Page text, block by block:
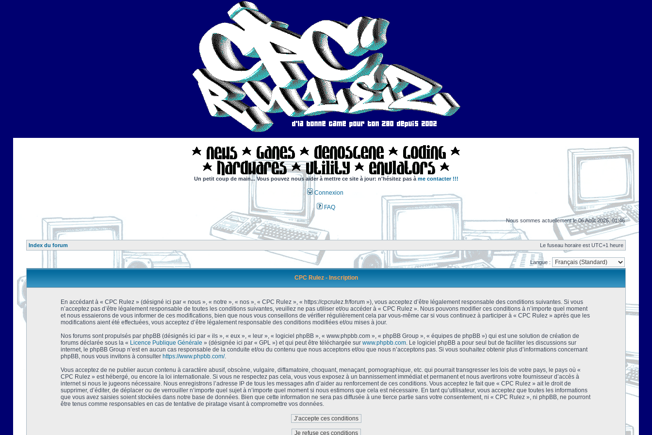
Un petit coup de main... Vous pouvez nous aider à mettre ce site à jour: n'hésitez pas à me contacter !!!
Connexion
FAQ
Nous sommes actuellement le 06 Août 2026, 01:46
Index du forum Le fuseau horaire est UTC+1 heure
Langue :
CPC Rulez - Inscription
En accédant à « CPC Rulez » (désigné ici par « nous », « notre », « nos », « CPC Rulez », « https://cpcrulez.fr/forum »), vous acceptez d’être légalement responsable des conditions suivantes. Si vous
n’acceptez pas d’être légalement responsable de toutes les conditions suivantes, veuillez ne pas utiliser et/ou accéder à « CPC Rulez ». Nous pouvons modifier ces conditions à n’importe quel moment
et nous essaierons de vous informer de ces modifications, bien que nous vous conseillons de vérifier régulièrement cela par vous-même car si vous continuez à participer à « CPC Rulez » après que les
modifications aient été effectuées, vous acceptez d’être légalement responsable des conditions modifiées et/ou mises à jour.
Nos forums sont propulsés par phpBB (désignés ici par « ils », « eux », « leur », « logiciel phpBB », « www.phpbb.com », « phpBB Group », « équipes de phpBB ») qui est une solution de création de
forums déclarée sous la « Licence Publique Générale » (désignée ici par « GPL ») et qui peut être téléchargée sur www.phpbb.com. Le logiciel phpBB a pour seul but de faciliter les discussions sur
internet, le phpBB Group n’est en aucun cas responsable de la conduite et/ou du contenu que nous acceptons et/ou que nous n’acceptons pas. Si vous souhaitez obtenir plus d’informations concernant
phpBB, nous vous invitons à consulter https://www.phpbb.com/.
Vous acceptez de ne publier aucun contenu à caractère abusif, obscène, vulgaire, diffamatoire, choquant, menaçant, pornographique, etc. qui pourrait transgresser les lois de votre pays, le pays où «
CPC Rulez » est hébergé, ou encore la loi internationale. Si vous ne respectez pas cela, vous vous exposez à un bannissement immédiat et permanent et nous avertirons votre fournisseur d’accès à
internet si nous le jugeons nécessaire. Nous enregistrons l’adresse IP de tous les messages afin d’aider au renforcement de ces conditions. Vous acceptez le fait que « CPC Rulez » ait le droit de
supprimer, d’éditer, de déplacer ou de verrouiller n’importe quel sujet à n’importe quel moment si nous estimons que cela est nécessaire. En tant qu’utilisateur, vous acceptez que toutes les informations
que vous avez saisies soient stockées dans notre base de données. Bien que cette information ne sera pas diffusée à une tierce partie sans votre consentement, ni « CPC Rulez », ni phpBB, ne pourront
être tenus comme responsables en cas de tentative de piratage visant à compromettre vos données.